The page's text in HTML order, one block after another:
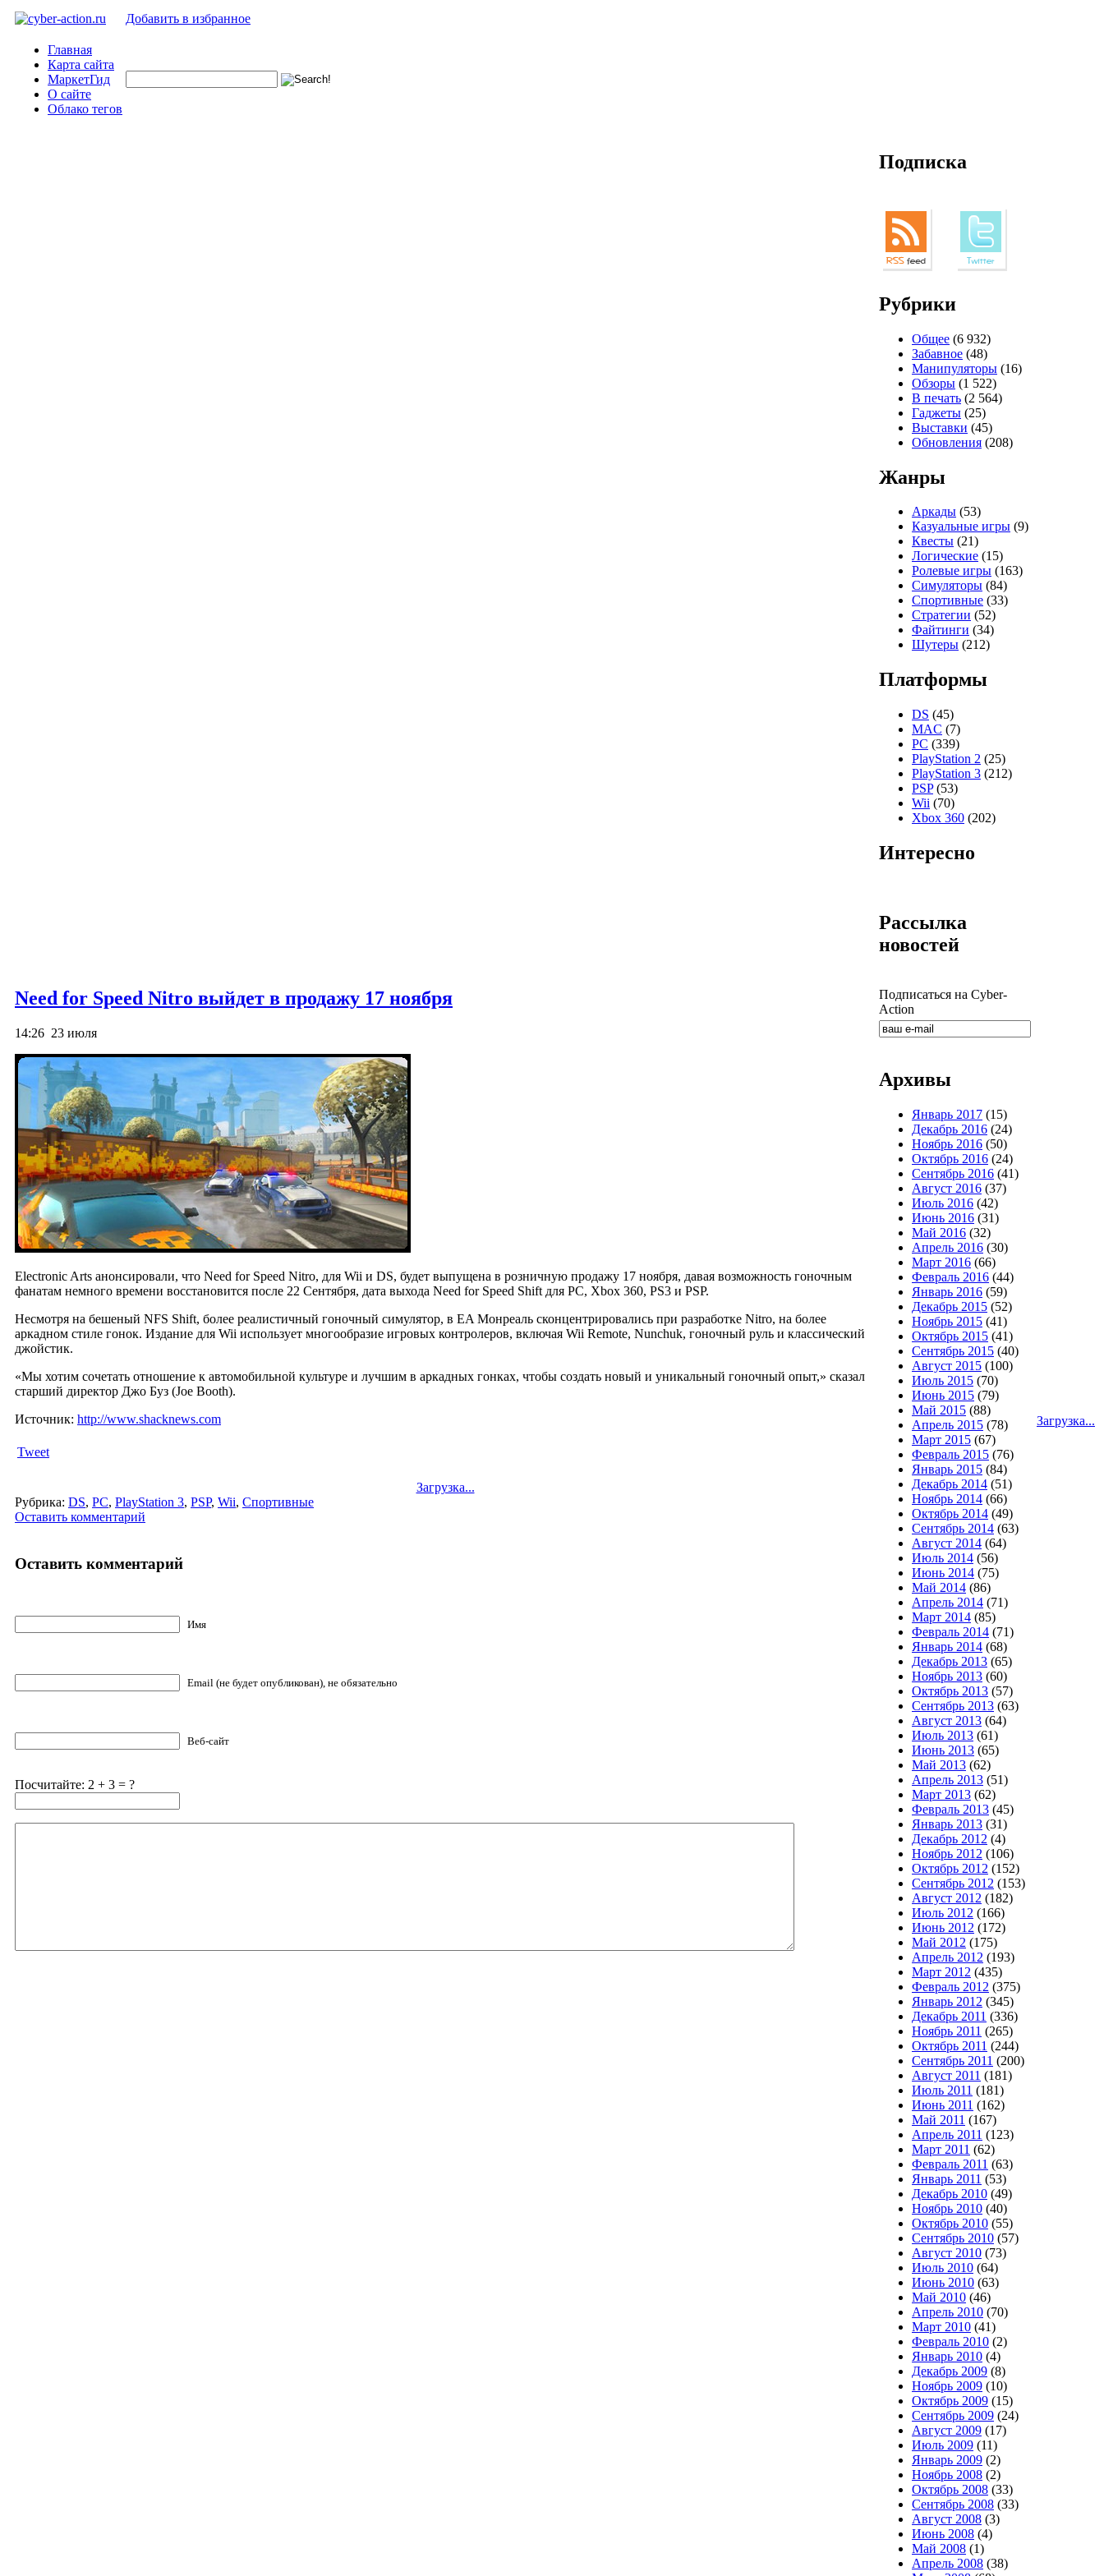
Добавить в избранное
Главная
Карта сайта
МаркетГид
О сайте
Облако тегов
Need for Speed Nitro выйдет в продажу 17 ноября
14:26 23 июля
Electronic Arts анонсировали, что Need for Speed Nitro, для Wii и DS, будет выпущена в розничную продажу 17 ноября, давая возможность гоночным
фанатам немного времени восстановится после 22 Сентября, дата выхода Need for Speed Shift для PC, Xbox 360, PS3 и PSP.
Несмотря на бешеный NFS Shift, более реалистичный гоночный симулятор, в EA Монреаль сконцентрировались при разработке Nitro, на более
аркадном стиле гонок. Издание для Wii использует многообразие игровых контролеров, включая Wii Remote, Nunchuk, гоночный руль и классический
джойстик.
«Мы хотим сочетать отношение к автомобильной культуре и лучшим в аркадных гонках, чтобы создать новый и уникальный гоночный опыт,» сказал
старший директор Джо Буз (Joe Booth).
Источник: http://www.shacknews.com
Tweet
Загрузка...
Рубрика: DS, PC, PlayStation 3, PSP, Wii, Спортивные
Оставить комментарий
Оставить комментарий
Имя
Email (не будет опубликован), не обязательно
Веб-сайт
Посчитайте: 2 + 3 = ?
Подписка
Рубрики
Общее (6 932)
Забавное (48)
Манипуляторы (16)
Обзоры (1 522)
В печать (2 564)
Гаджеты (25)
Выставки (45)
Обновления (208)
Жанры
Аркады (53)
Казуальные игры (9)
Квесты (21)
Логические (15)
Ролевые игры (163)
Симуляторы (84)
Спортивные (33)
Стратегии (52)
Файтинги (34)
Шутеры (212)
Платформы
DS (45)
MAC (7)
PC (339)
PlayStation 2 (25)
PlayStation 3 (212)
PSP(53)
Wii (70)
Xbox 360 (202)
Интересно
Рассылка
новостей
Подписаться на Cyber-
Action
Архивы
Январь 2017 (15)
Декабрь 2016 (24)
Ноябрь 2016 (50)
Октябрь 2016 (24)
Сентябрь 2016 (41)
Август 2016 (37)
Июль 2016 (42)
Июнь 2016 (31)
Май 2016 (32)
Апрель 2016 (30)
Март 2016 (66)
Февраль 2016 (44)
Январь 2016 (59)
Декабрь 2015 (52)
Ноябрь 2015 (41)
Октябрь 2015 (41)
Сентябрь 2015 (40)
Август 2015 (100)
Июль 2015 (70)
Июнь 2015 (79)
Май 2015 (88)
Апрель 2015 (78)
Март 2015 (67)
Февраль 2015 (76)
Январь 2015 (84)
Декабрь 2014 (51)
Ноябрь 2014 (66)
Октябрь 2014 (49)
Сентябрь 2014 (63)
Август 2014 (64)
Июль 2014 (56)
Июнь 2014 (75)
Май 2014 (86)
Апрель 2014 (71)
Март 2014 (85)
Февраль 2014 (71)
Январь 2014 (68)
Декабрь 2013 (65)
Ноябрь 2013 (60)
Октябрь 2013 (57)
Сентябрь 2013 (63)
Август 2013 (64)
Июль 2013 (61)
Июнь 2013 (65)
Май 2013 (62)
Апрель 2013 (51)
Март 2013 (62)
Февраль 2013 (45)
Январь 2013 (31)
Декабрь 2012 (4)
Ноябрь 2012 (106)
Октябрь 2012 (152)
Сентябрь 2012 (153)
Август 2012 (182)
Июль 2012 (166)
Июнь 2012 (172)
Май 2012 (175)
Апрель 2012 (193)
Март 2012 (435)
Февраль 2012 (375)
Январь 2012 (345)
Декабрь 2011 (336)
Ноябрь 2011 (265)
Октябрь 2011 (244)
Сентябрь 2011 (200)
Август 2011 (181)
Июль 2011 (181)
Июнь 2011 (162)
Май 2011 (167)
Апрель 2011 (123)
Март 2011 (62)
Февраль 2011 (63)
Январь 2011 (53)
Декабрь 2010 (49)
Ноябрь 2010 (40)
Октябрь 2010 (55)
Сентябрь 2010 (57)
Август 2010 (73)
Июль 2010 (64)
Июнь 2010 (63)
Май 2010 (46)
Апрель 2010 (70)
Март 2010 (41)
Февраль 2010 (2)
Январь 2010 (4)
Декабрь 2009 (8)
Ноябрь 2009 (10)
Октябрь 2009 (15)
Сентябрь 2009 (24)
Август 2009 (17)
Июль 2009 (11)
Январь 2009 (2)
Ноябрь 2008 (2)
Октябрь 2008 (33)
Сентябрь 2008 (33)
Август 2008 (3)
Июнь 2008 (4)
Май 2008 (1)
Апрель 2008 (38)
Загрузка...